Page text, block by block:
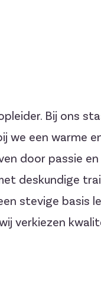
Bij ons
we een warme
door passie
deskundige
stevige basis
verkiezen